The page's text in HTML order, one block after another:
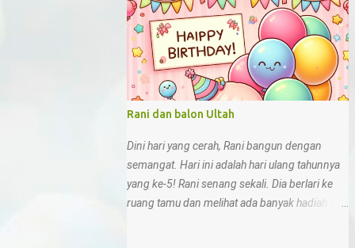
sampah sembarangan 10. Di rumah, kita bisa
menunjukkan sikap sesuai Pancasila deng...
Rani dan balon Ultah
Dini hari yang cerah, Rani bangun dengan
semangat. Hari ini adalah hari ulang tahunnya
yang ke-5! Rani senang sekali. Dia berlari ke
ruang tamu dan melihat ada banyak hadiah di